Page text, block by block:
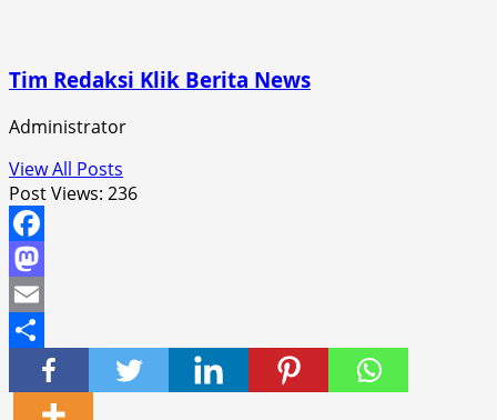
Tim Redaksi Klik Berita News
Administrator
View All Posts
Post Views: 236
Facebook
Mastodon
Email
Share